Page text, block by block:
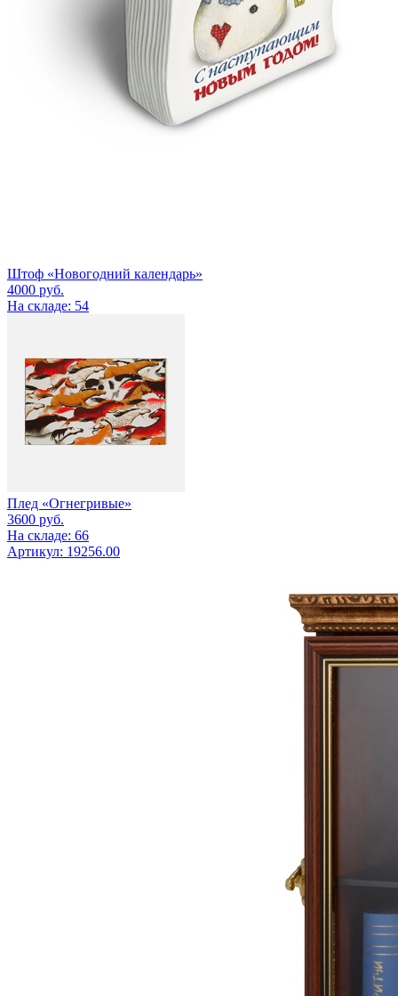
Штоф «Новогодний календарь»
4000 руб.
На складе: 54
Плед «Огнегривые»
3600 руб.
На складе: 66
Артикул: 19256.00